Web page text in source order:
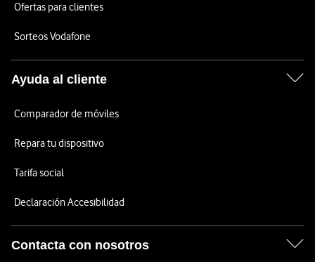
Ofertas para clientes
Sorteos Vodafone
Ayuda al cliente
Comparador de móviles
Repara tu dispositivo
Tarifa social
Declaración Accesibilidad
Contacta con nosotros